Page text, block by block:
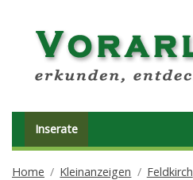
Inserate
Home Kleinanzeigen Feldkirch